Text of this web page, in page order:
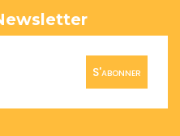
S'abonner